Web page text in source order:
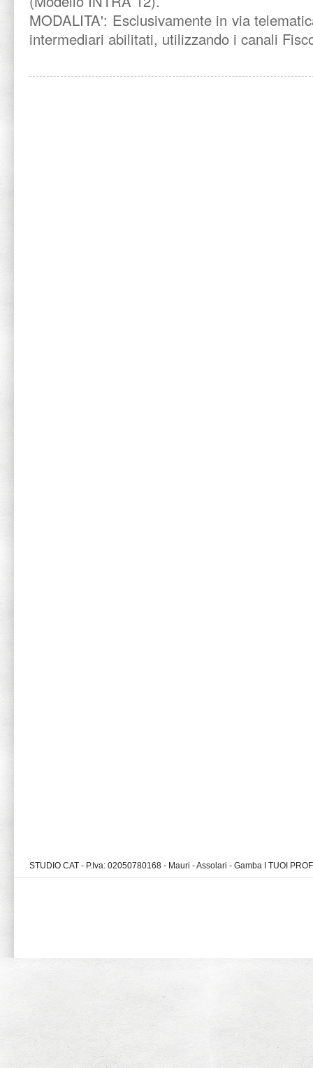
MODALITA': Esclusivamente in via
intermediari abilitati, utilizzando i canali
STUDIO CAT - P.Iva: 02050780168 - Mauri - Assolari - Gamba I TUOI